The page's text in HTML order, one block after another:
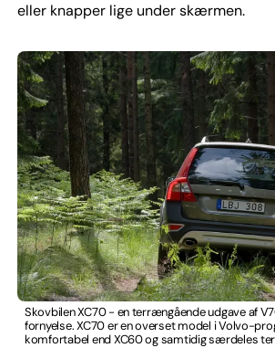
eller knapper lige under skærmen.
Skovbilen XC70 - en terrængående udgave af
fornyelse. XC70 er en overset model i Volvo-
komfortabel end XC60 og samtidig særdeles